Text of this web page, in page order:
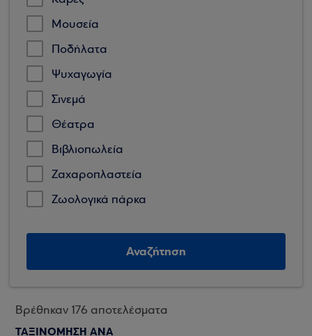
Μουσεία
Ποδήλατα
Ψυχαγωγία
Σινεμά
Θέατρα
Βιβλιοπωλεία
Ζαχαροπλαστεία
Ζωολογικά πάρκα
Αναζήτηση
Βρέθηκαν 176 αποτελέσματα
ΤΑΞΙΝΟΜΗΣΗ ΑΝΑ